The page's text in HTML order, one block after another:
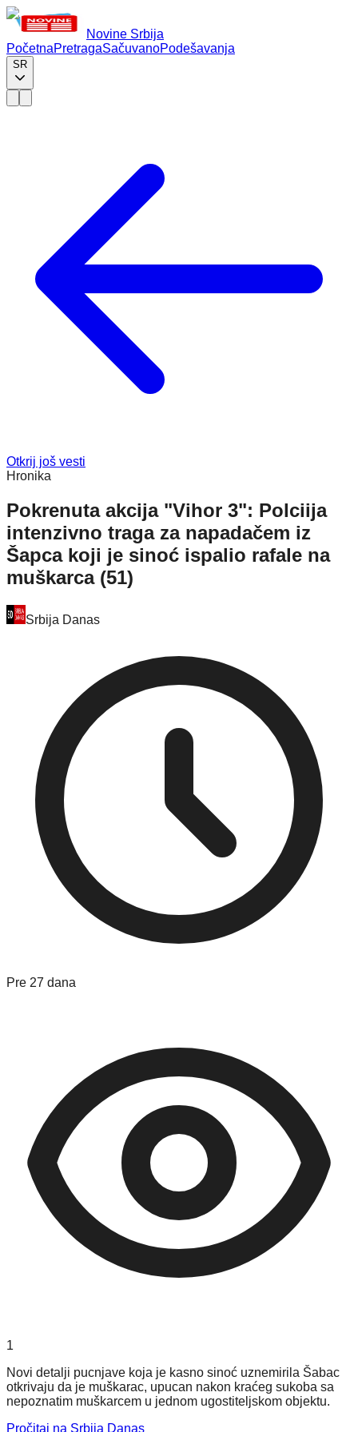
Novine Srbija
PočetnaPretragaSačuvanoPodešavanja
SR
Otkrij još vesti
Hronika
Pokrenuta akcija "Vihor 3": Polciija
intenzivno traga za napadačem iz
Šapca koji je sinoć ispalio rafale na
muškarca (51)
Srbija Danas
Pre 27 dana
1
Novi detalji pucnjave koja je kasno sinoć uznemirila Šabac
otkrivaju da je muškarac, upucan nakon kraćeg sukoba sa
nepoznatim muškarcem u jednom ugostiteljskom objektu.
Pročitaj na Srbija Danas